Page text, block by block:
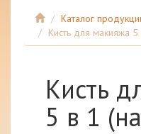
Каталог
Кисть для макияжа
Кисть
5 в 1